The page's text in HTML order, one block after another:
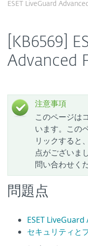
ESET LiveGuard Advanced
[KB6569]
Advanced
注意事項
このページは
います。この
リックすると
点がございま
問い合わせく
問題点
ESET
セキュリティと